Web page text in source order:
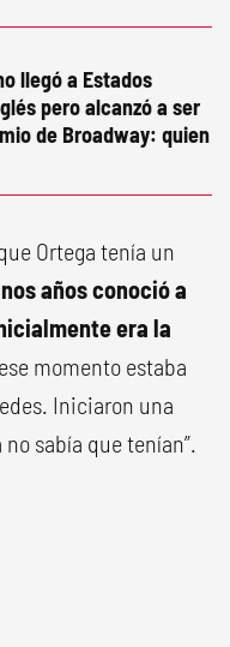
llegó a Estados
pero alcanzó a ser
de Broadway: quien
Ortega tenía un
años conoció a
era la
momento estaba
Iniciaron una
sabía que tenían”.